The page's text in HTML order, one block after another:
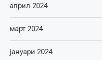
април 2024
март 2024
јануари 2024